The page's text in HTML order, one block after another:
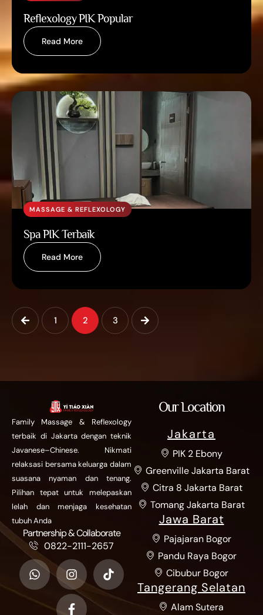
Reflexology PIK Popular
Read More
MASSAGE & REFLEXOLOGY
Spa PIK Terbaik
Read More
1 2 3
Family Massage & Reflexology
terbaik di Jakarta dengan teknik
Javanese–Chinese. Nikmati
relaksasi bersama keluarga dalam
suasana nyaman dan tenang.
Pilihan tepat untuk melepaskan
lelah dan menjaga kesehatan
tubuh Anda
Partnership & Collaborate
0822-2111-2657
Our Location
Jakarta
PIK 2 Ebony
Greenville Jakarta Barat
Citra 8 Jakarta Barat
Tomang Jakarta Barat
Jawa Barat
Pajajaran Bogor
Pandu Raya Bogor
Cibubur Bogor
Tangerang Selatan
Alam Sutera